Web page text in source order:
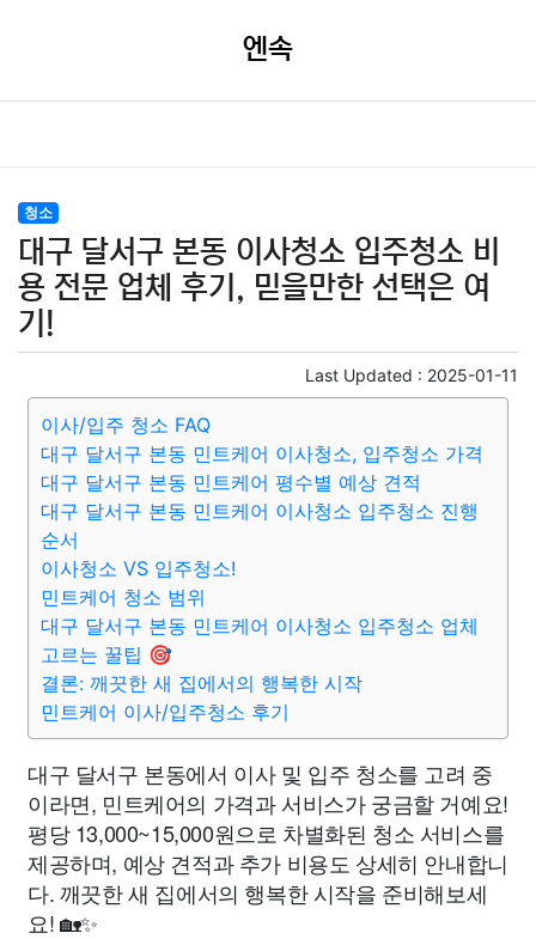
엔속
청소
대구 달서구 본동 이사청소 입주청소 비
용 전문 업체 후기, 믿을만한 선택은 여
기!
Last Updated : 2025-01-11
이사/입주 청소 FAQ
대구 달서구 본동 민트케어 이사청소, 입주청소 가격
대구 달서구 본동 민트케어 평수별 예상 견적
대구 달서구 본동 민트케어 이사청소 입주청소 진행
순서
이사청소 VS 입주청소!
민트케어 청소 범위
대구 달서구 본동 민트케어 이사청소 입주청소 업체
고르는 꿀팁 🎯
결론: 깨끗한 새 집에서의 행복한 시작
민트케어 이사/입주청소 후기
대구 달서구 본동에서 이사 및 입주 청소를 고려 중
이라면, 민트케어의 가격과 서비스가 궁금할 거예요!
평당 13,000~15,000원으로 차별화된 청소 서비스를
제공하며, 예상 견적과 추가 비용도 상세히 안내합니
다. 깨끗한 새 집에서의 행복한 시작을 준비해보세
요! 🏡✨